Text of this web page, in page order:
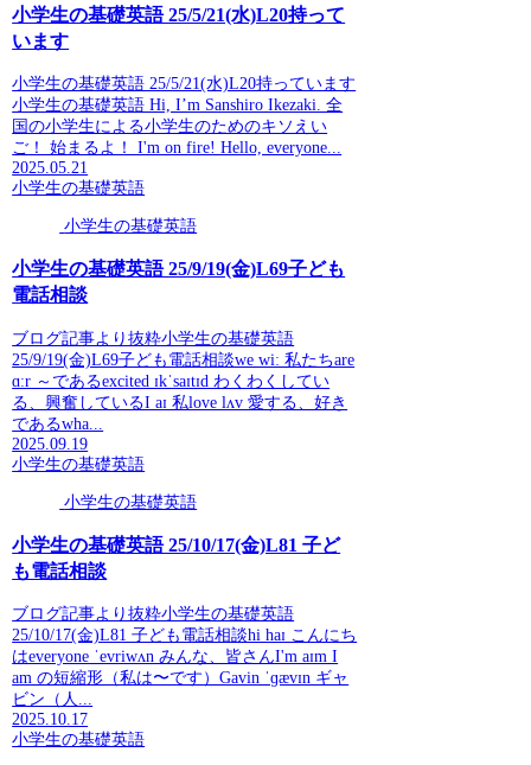
小学生の基礎英語 25/5/21(水)L20持って
います
小学生の基礎英語 25/5/21(水)L20持っています
小学生の基礎英語 Hi, I’m Sanshiro Ikezaki. 全
国の小学生による小学生のためのキソえい
ご！ 始まるよ！ I'm on fire! Hello, everyone...
2025.05.21
小学生の基礎英語
小学生の基礎英語
小学生の基礎英語 25/9/19(金)L69子ども
電話相談
ブログ記事より抜粋小学生の基礎英語
25/9/19(金)L69子ども電話相談we wiː 私たちare
ɑːr ～であるexcited ɪkˈsaɪtɪd わくわくしてい
る、興奮しているI aɪ 私love lʌv 愛する、好き
であるwha...
2025.09.19
小学生の基礎英語
小学生の基礎英語
小学生の基礎英語 25/10/17(金)L81 子ど
も電話相談
ブログ記事より抜粋小学生の基礎英語
25/10/17(金)L81 子ども電話相談hi haɪ こんにち
はeveryone ˈevriwʌn みんな、皆さんI'm aɪm I
am の短縮形（私は〜です）Gavin ˈɡævɪn ギャ
ビン（人...
2025.10.17
小学生の基礎英語